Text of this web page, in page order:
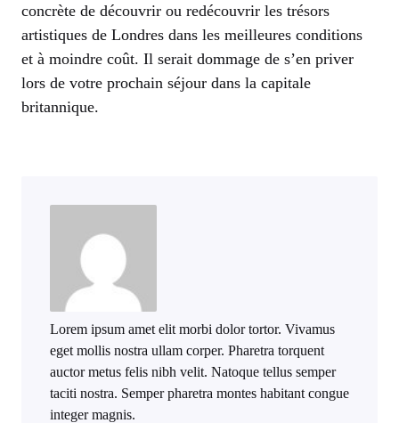
concrète de découvrir ou redécouvrir les trésors
artistiques de Londres dans les meilleures conditions
et à moindre coût. Il serait dommage de s’en priver
lors de votre prochain séjour dans la capitale
britannique.
Lorem ipsum amet elit morbi dolor tortor. Vivamus
eget mollis nostra ullam corper. Pharetra torquent
auctor metus felis nibh velit. Natoque tellus semper
taciti nostra. Semper pharetra montes habitant congue
integer magnis.